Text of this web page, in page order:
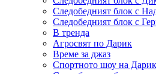
Следобедният блок с
Следобедният блок с
В тренда
Агросвят по Дарик
Време за джаз
Спортното шоу на Дарик